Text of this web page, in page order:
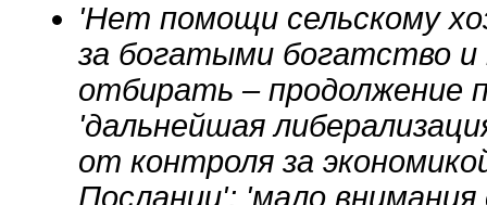
'Нет помощи сельскому
за богатыми богатство и
отбирать – продолжение
'дальнейшая
от контроля за
Послании'; 'мало внимания